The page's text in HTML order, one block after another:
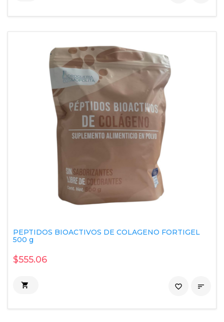
PEPTIDOS BIOACTIVOS DE COLAGENO FORTIGEL
500 g
$555.06
 
favorite_border